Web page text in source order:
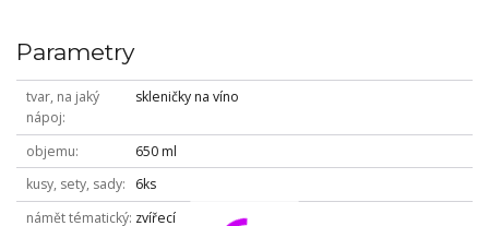
Parametry
tvar, na jaký
nápoj
skleničky na víno
objemu
650 ml
kusy, sety, sady
6ks
námět tématický zvířecí